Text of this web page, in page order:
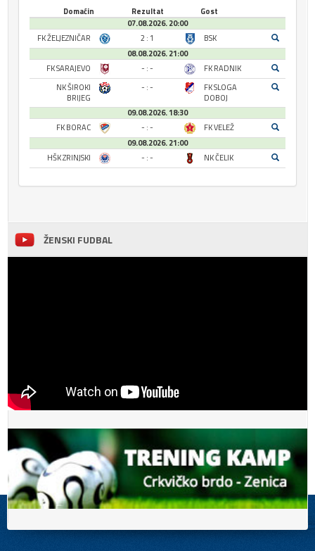
Domaćin Rezultat
Gost
07.08.2026. 20:00
FK ŽELJEZNIČAR
2 : 1
BSK
08.08.2026. 21:00
FK SARAJEVO
- : -
FK RADNIK
NK ŠIROKI
BRIJEG
- : -
FK SLOGA
DOBOJ
09.08.2026. 18:30
FK BORAC
- : -
FK VELEŽ
09.08.2026. 21:00
HŠK ZRINJSKI
- : - NK ČELIK
ŽENSKI FUDBAL